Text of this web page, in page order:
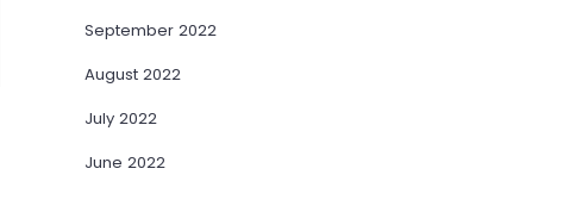
September 2022
August 2022
July 2022
June 2022